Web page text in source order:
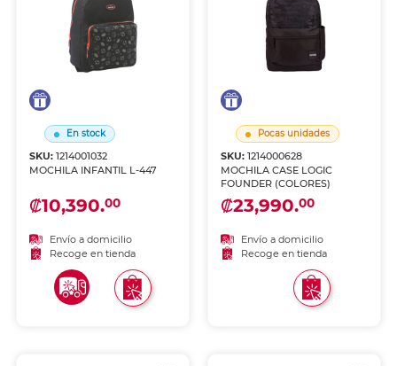
En stock
SKU:1214001032
MOCHILA INFANTIL L-447
₡10,390.00
Envío a domicilio
Recoge en tienda
Pocas unidades
SKU: 1214000628
MOCHILA CASE LOGIC
FOUNDER (COLORES)
₡23,990.00
Envío a domicilio
Recoge en tienda